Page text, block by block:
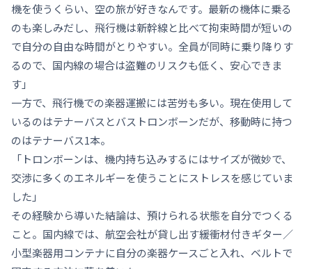
機を使うくらい、空の旅が好きなんです。最新の機体に乗る
のも楽しみだし、飛行機は新幹線と比べて拘束時間が短いの
で自分の自由な時間がとりやすい。全員が同時に乗り降りす
るので、国内線の場合は盗難のリスクも低く、安心できま
す」
一方で、飛行機での楽器運搬には苦労も多い。現在使用して
いるのはテナーバスとバストロンボーンだが、移動時に持つ
のはテナーバス1本。
「トロンボーンは、機内持ち込みするにはサイズが微妙で、
交渉に多くのエネルギーを使うことにストレスを感じていま
した」
その経験から導いた結論は、預けられる状態を自分でつくる
こと。国内線では、航空会社が貸し出す緩衝材付きギター／
小型楽器用コンテナに自分の楽器ケースごと入れ、ベルトで